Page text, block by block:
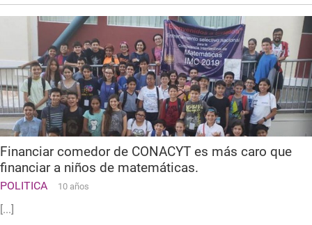
Financiar comedor de CONACYT es más caro que
financiar a niños de matemáticas.
POLITICA 10 años
[...]